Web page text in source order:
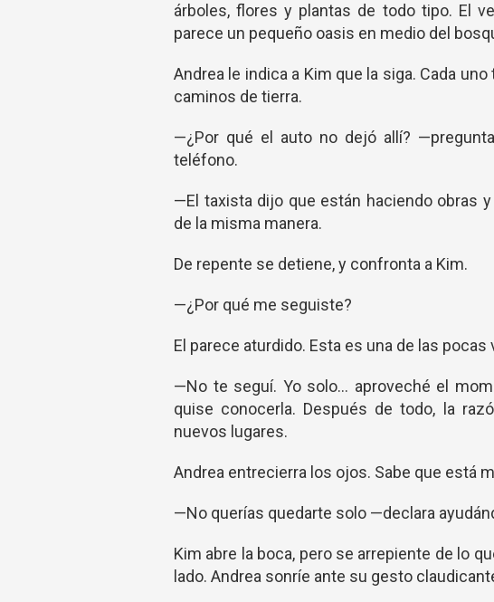
árboles, flores y plantas de todo tipo. El
parece un pequeño oasis en medio del
Andrea le indica a Kim que la siga. Cada
caminos de tierra.
—¿Por qué el auto no dejó allí?
teléfono.
—El taxista dijo que están haciendo obras
de la misma manera.
De repente se detiene, y confronta a Kim.
—¿Por qué me seguiste?
El parece aturdido. Esta es una de las
—No te seguí. Yo solo… aproveché el
quise conocerla. Después de todo, la
nuevos lugares.
Andrea entrecierra los ojos. Sabe que está
—No querías quedarte solo —declara
Kim abre la boca, pero se arrepiente de lo
lado. Andrea sonríe ante su gesto